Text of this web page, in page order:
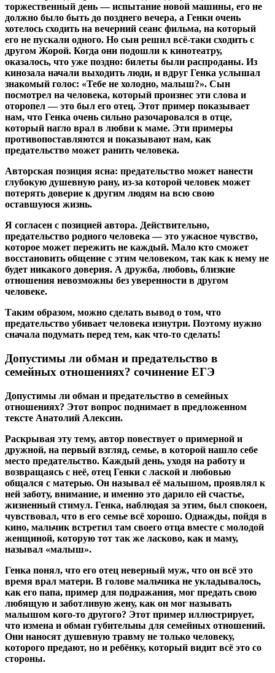
торжественный день — испытание новой машины, его не
должно было быть до позднего вечера, а Генки очень
хотелось сходить на вечерний сеанс фильма, на который
его не пускали одного. Но сын решил всё-таки сходить с
другом Жорой. Когда они подошли к кинотеатру,
оказалось, что уже поздно: билеты были распроданы. Из
кинозала начали выходить люди, и вдруг Генка услышал
знакомый голос: «Тебе не холодно, малыш?». Сын
посмотрел на человека, который произнес эти слова и
оторопел — это был его отец. Этот пример показывает
нам, что Генка очень сильно разочаровался в отце,
который нагло врал в любви к маме. Эти примеры
противопоставляются и показывают нам, как
предательство может ранить человека.
Авторская позиция ясна: предательство может нанести
глубокую душевную рану, из-за которой человек может
потерять доверие к другим людям на всю свою
оставшуюся жизнь.
Я согласен с позицией автора. Действительно,
предательство родного человека — это ужасное чувство,
которое может пережить не каждый. Мало кто сможет
восстановить общение с этим человеком, так как к нему не
будет никакого доверия. А дружба, любовь, близкие
отношения невозможны без уверенности в другом
человеке.
Таким образом, можно сделать вывод о том, что
предательство убивает человека изнутри. Поэтому нужно
сначала подумать перед тем, как что-то сделать!
Допустимы ли обман и предательство в
семейных отношениях? сочинение ЕГЭ
Допустимы ли обман и предательство в семейных
отношениях? Этот вопрос поднимает в предложенном
тексте Анатолий Алексин.
Раскрывая эту тему, автор повествует о примерной и
дружной, на первый взгляд, семье, в которой нашло себе
место предательство. Каждый день, уходя на работу и
возвращаясь с неё, отец Генки с лаской и любовью
общался с матерью. Он называл её малышом, проявлял к
ней заботу, внимание, и именно это дарило ей счастье,
жизненный стимул. Генка, наблюдая за этим, был спокоен,
чувствовал, что в его семье всё хорошо. Однажды, пойдя в
кино, мальчик встретил там своего отца вместе с молодой
женщиной, которую тот так же ласково, как и маму,
называл «малыш».
Генка понял, что его отец неверный муж, что он всё это
время врал матери. В голове мальчика не укладывалось,
как его папа, пример для подражания, мог предать свою
любящую и заботливую жену, как он мог называть
малышом кого-то другого? Этот пример иллюстрирует,
что измена и обман губительны для семейных отношений.
Они наносят душевную травму не только человеку,
которого предают, но и ребёнку, который видит всё это со
стороны.